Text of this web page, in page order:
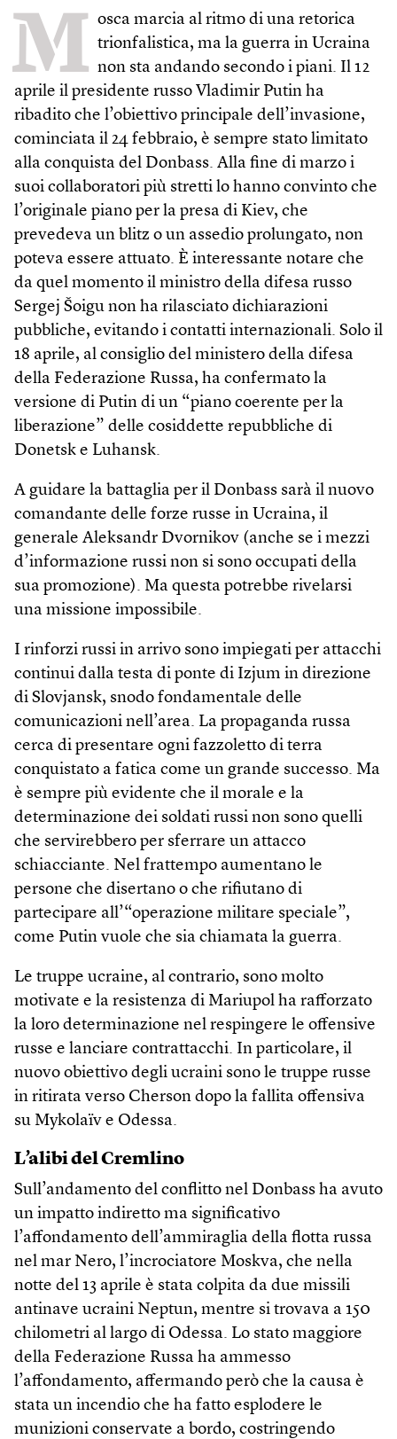
M osca marcia al ritmo di una retorica
trionfalistica, ma la guerra in Ucraina
non sta andando secondo i piani. Il 12
aprile il presidente russo Vladimir Putin ha
ribadito che l’obiettivo principale dell’invasione,
cominciata il 24 febbraio, è sempre stato limitato
alla conquista del Donbass. Alla fine di marzo i
suoi collaboratori più stretti lo hanno convinto che
l’originale piano per la presa di Kiev, che
prevedeva un blitz o un assedio prolungato, non
poteva essere attuato. È interessante notare che
da quel momento il ministro della difesa russo
Sergej Šoigu non ha rilasciato dichiarazioni
pubbliche, evitando i contatti internazionali. Solo il
18 aprile, al consiglio del ministero della difesa
della Federazione Russa, ha confermato la
versione di Putin di un “piano coerente per la
liberazione” delle cosiddette repubbliche di
Donetsk e Luhansk.
A guidare la battaglia per il Donbass sarà il nuovo
comandante delle forze russe in Ucraina, il
generale Aleksandr Dvornikov (anche se i mezzi
d’informazione russi non si sono occupati della
sua promozione). Ma questa potrebbe rivelarsi
una missione impossibile.
I rinforzi russi in arrivo sono impiegati per attacchi
continui dalla testa di ponte di Izjum in direzione
di Slovjansk, snodo fondamentale delle
comunicazioni nell’area. La propaganda russa
cerca di presentare ogni fazzoletto di terra
conquistato a fatica come un grande successo. Ma
è sempre più evidente che il morale e la
determinazione dei soldati russi non sono quelli
che servirebbero per sferrare un attacco
schiacciante. Nel frattempo aumentano le
persone che disertano o che rifiutano di
partecipare all’“operazione militare speciale”,
come Putin vuole che sia chiamata la guerra.
Le truppe ucraine, al contrario, sono molto
motivate e la resistenza di Mariupol ha rafforzato
la loro determinazione nel respingere le offensive
russe e lanciare contrattacchi. In particolare, il
nuovo obiettivo degli ucraini sono le truppe russe
in ritirata verso Cherson dopo la fallita offensiva
su Mykolaïv e Odessa.
L’alibi del Cremlino
Sull’andamento del conflitto nel Donbass ha avuto
un impatto indiretto ma significativo
l’affondamento dell’ammiraglia della flotta russa
nel mar Nero, l’incrociatore Moskva, che nella
notte del 13 aprile è stata colpita da due missili
antinave ucraini Neptun, mentre si trovava a 150
chilometri al largo di Odessa. Lo stato maggiore
della Federazione Russa ha ammesso
l’affondamento, affermando però che la causa è
stata un incendio che ha fatto esplodere le
munizioni conservate a bordo, costringendo